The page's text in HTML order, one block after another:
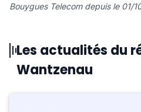
Bouygues Telecom depuis le 01/
Les actualités du
Wantzenau